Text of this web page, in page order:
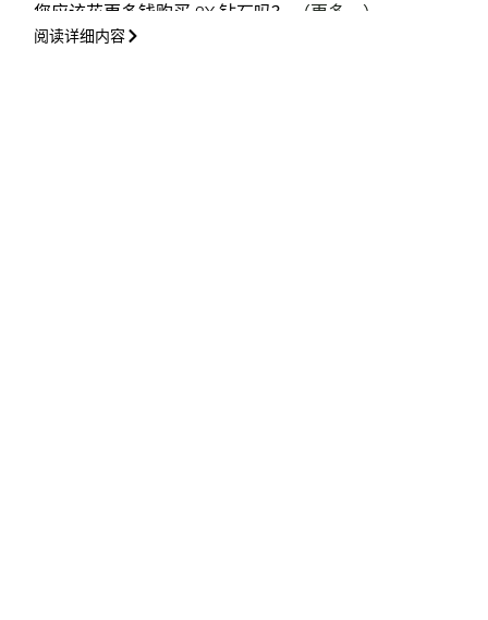
您应该花更多钱购买 3X 钻石吗？
（更多…）
阅读详细内容